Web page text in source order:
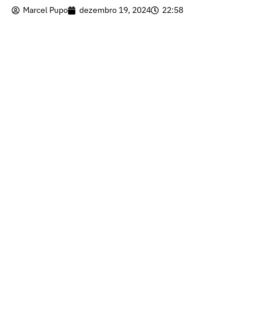
Marcel Pupo dezembro 19, 2024 22:58